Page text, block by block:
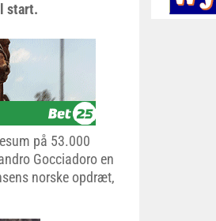
start.
på 53.000
Gocciadoro en
norske opdræt,